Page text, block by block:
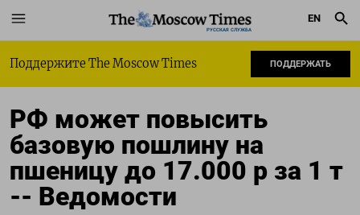
РУССКАЯ СЛУЖБА
EN
Поддержите The Moscow Times ПОДДЕРЖАТЬ
РФ может повысить
базовую пошлину на
пшеницу до 17.000 р за 1 т
-- Ведомости